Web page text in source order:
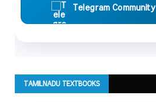
Telegram Community
TAMILNADU TEXTBOOKS